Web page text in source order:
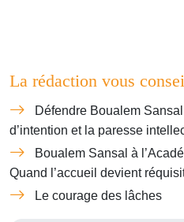
La rédaction vous
Défendre Boualem
d’intention et la paresse
Boualem Sansal à
Quand l’accueil devient
Le courage des lâches